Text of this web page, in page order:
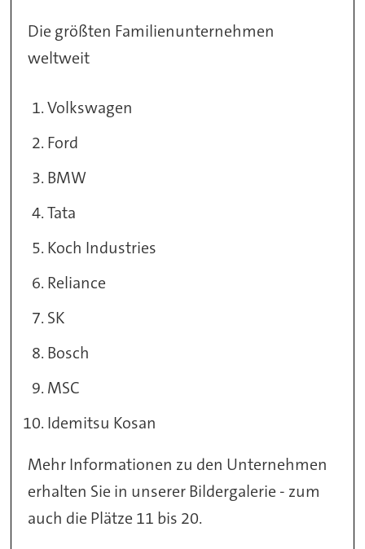
Die größten Familienunternehmen
weltweit
Volkswagen
Ford
BMW
Tata
Koch Industries
Reliance
SK
Bosch
MSC
Idemitsu Kosan
Mehr Informationen zu den Unternehmen
erhalten Sie in unserer Bildergalerie - zum
auch die Plätze 11 bis 20.